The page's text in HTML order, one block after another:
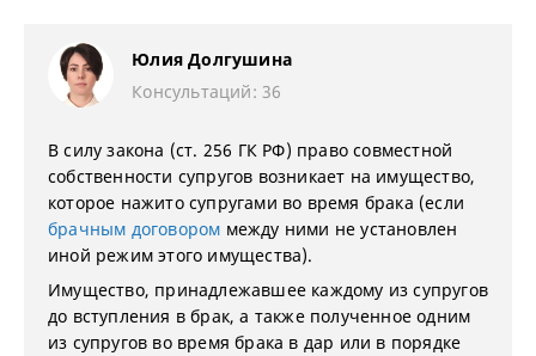
Юлия Долгушина
Консультаций: 36
В силу закона (ст. 256 ГК РФ) право совместной
собственности супругов возникает на имущество,
которое нажито супругами во время брака (если
брачным договором между ними не установлен
иной режим этого имущества).
Имущество, принадлежавшее каждому из супругов
до вступления в брак, а также полученное одним
из супругов во время брака в дар или в порядке